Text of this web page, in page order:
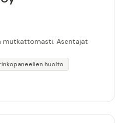
mutkattomasti. Asentajat
huolto